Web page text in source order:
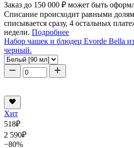
Заказ до 150 000 ₽ может быть
Списание происходит равными
списывается сразу, 4 остальных
недели. Подробнее
Набор чашек и блюдец Evorde Bella
черный.
Хит
518₽
2 590₽
−80%